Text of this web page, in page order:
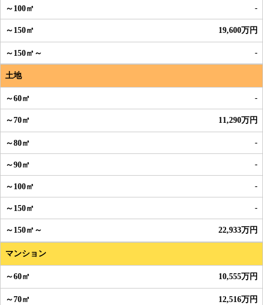
-
19,600万円
-
土地
-
11,290万円
-
-
-
-
22,933万円
マンション
10,555万円
12,516万円